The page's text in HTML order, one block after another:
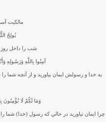
مالكيت
يُولِجُ
شب را داخل روز
آمِنُوا بِاللَّهِ وَرَسُولِهِ
به خدا و رسولش ايمان بياوريد و از آنچه شما را
وَمَا لَكُمْ لَا تُؤْمِنُونَ
چرا ايمان نياوريد در حالي كه رسول (خدا) شما